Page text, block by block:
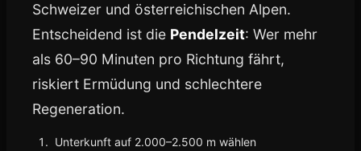
Schweizer und österreichischen Alpen.
Entscheidend ist die Pendelzeit: Wer mehr
als 60–90 Minuten pro Richtung fährt,
riskiert Ermüdung und schlechtere
Regeneration.
Unterkunft auf 2.000–2.500 m wählen